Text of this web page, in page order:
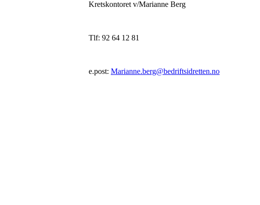
Kretskontoret v/Marianne Berg
Tlf: 92 64 12 81
e.post: Marianne.berg@bedriftsidretten.no